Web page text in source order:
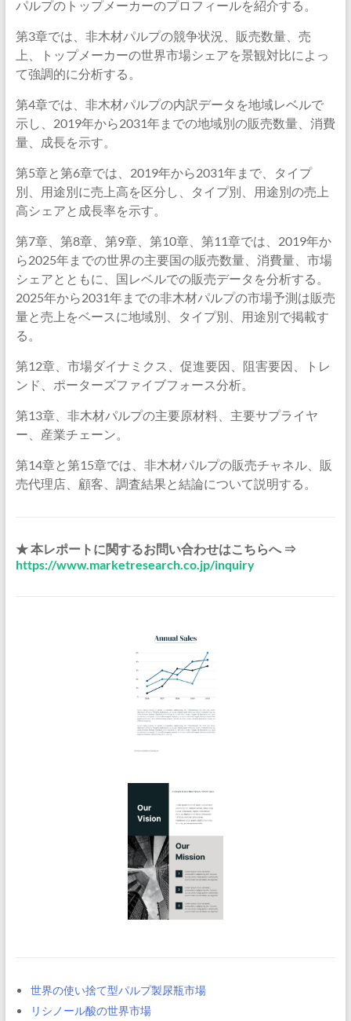
パルプのトップメーカーのプロフィールを紹介する。
第3章では、非木材パルプの競争状況、販売数量、売
上、トップメーカーの世界市場シェアを景観対比によっ
て強調的に分析する。
第4章では、非木材パルプの内訳データを地域レベルで
示し、2019年から2031年までの地域別の販売数量、消費
量、成長を示す。
第5章と第6章では、2019年から2031年まで、タイプ
別、用途別に売上高を区分し、タイプ別、用途別の売上
高シェアと成長率を示す。
第7章、第8章、第9章、第10章、第11章では、2019年か
ら2025年までの世界の主要国の販売数量、消費量、市場
シェアとともに、国レベルでの販売データを分析する。
2025年から2031年までの非木材パルプの市場予測は販売
量と売上をベースに地域別、タイプ別、用途別で掲載す
る。
第12章、市場ダイナミクス、促進要因、阻害要因、トレ
ンド、ポーターズファイブフォース分析。
第13章、非木材パルプの主要原材料、主要サプライヤ
ー、産業チェーン。
第14章と第15章では、非木材パルプの販売チャネル、販
売代理店、顧客、調査結果と結論について説明する。
★ 本レポートに関するお問い合わせはこちらへ ⇒
https://www.marketresearch.co.jp/inquiry
世界の使い捨て型パルプ製尿瓶市場
リシノール酸の世界市場